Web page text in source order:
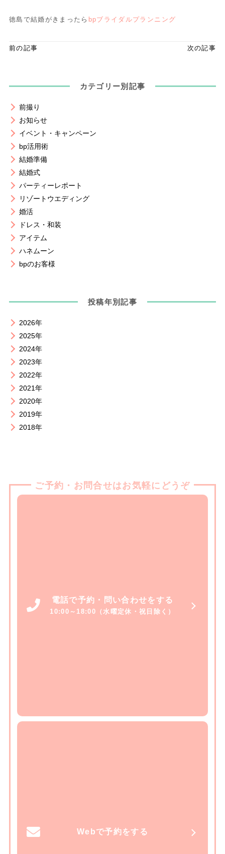
徳島で結婚がきまったら bpブライダルプランニング
前の記事 次の記事
カテゴリー別記事
前撮り
お知らせ
イベント・キャンペーン
bp活用術
結婚準備
結婚式
パーティーレポート
リゾートウエディング
婚活
ドレス・和装
アイテム
ハネムーン
bpのお客様
投稿年別記事
2026年
2025年
2024年
2023年
2022年
2021年
2020年
2019年
2018年
ご予約・お問合せはお気軽にどうぞ
電話で予約・問い合わせをする
10:00～18:00（水曜定休・祝日除く）
Webで予約をする